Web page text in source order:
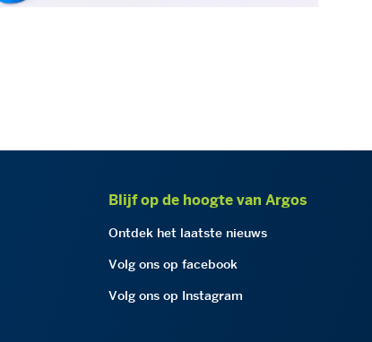
Blijf op de hoogte van Argos
Ontdek het laatste nieuws
Volg ons op facebook
Volg ons op Instagram